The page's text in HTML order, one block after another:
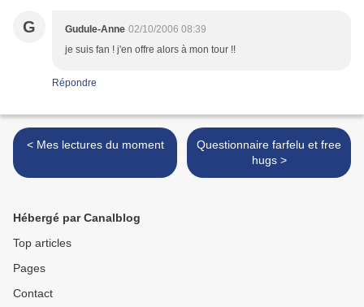
G Gudule-Anne 02/10/2006 08:39
je suis fan ! j'en offre alors à mon tour !!
Répondre
< Mes lectures du moment
Questionnaire farfelu et free
hugs >
Hébergé par Canalblog
Top articles
Pages
Contact